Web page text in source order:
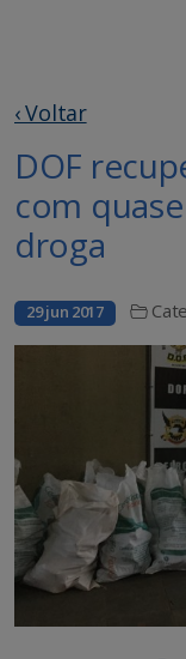
‹ Voltar
DOF
com
droga
29 jun 2017